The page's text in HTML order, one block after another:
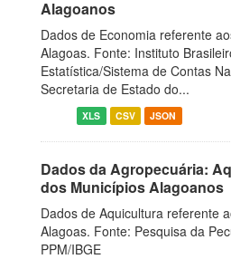
Alagoanos
Dados de Economia referente
Alagoas. Fonte: Instituto
Estatística/Sistema de Contas
Secretaria de Estado do...
XLS CSV JSON
Dados da Agropecuária:
dos Municípios Alagoanos
Dados de Aquicultura referente
Alagoas. Fonte: Pesquisa da
PPM/IBGE